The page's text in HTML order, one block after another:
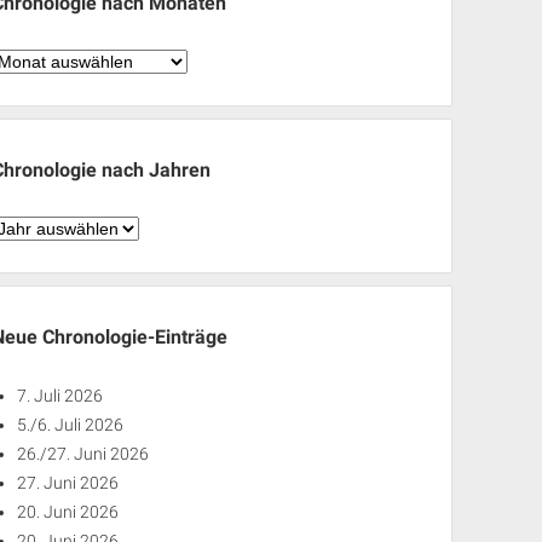
Chronologie
nach Jahren
Chronologie-Einträge
7. Juli 2026
5./6. Juli 2026
26./27. Juni 2026
27. Juni 2026
20. Juni 2026